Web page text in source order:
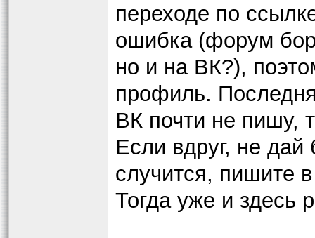
переходе по
ошибка (форум
но и на ВК?),
профиль.
ВК почти не пишу,
Если вдруг, не дай
случится, пишите
Тогда уже и здесь